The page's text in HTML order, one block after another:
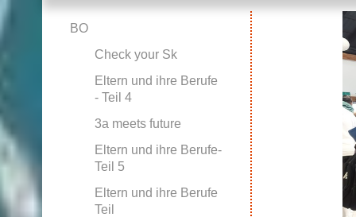
BO
Check your Sk
Eltern und ihre Berufe
- Teil 4
3a meets future
Eltern und ihre Berufe-
Teil 5
Eltern und ihre Berufe
Teil